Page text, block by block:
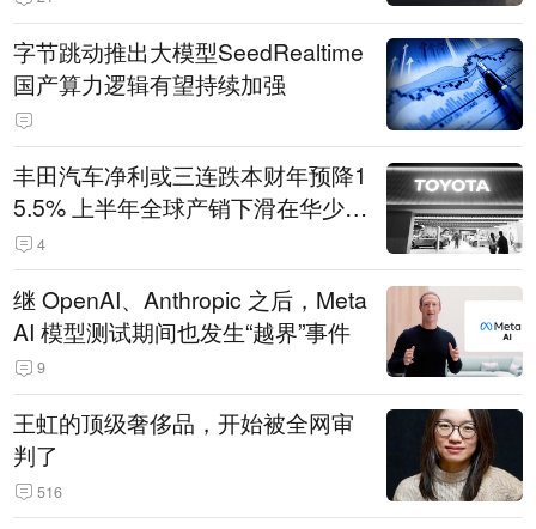
字节跳动推出大模型SeedRealtime
国产算力逻辑有望持续加强
丰田汽车净利或三连跌本财年预降1
5.5% 上半年全球产销下滑在华少卖
14.3万辆
4
继 OpenAI、Anthropic 之后，Meta
AI 模型测试期间也发生“越界”事件
9
王虹的顶级奢侈品，开始被全网审
判了
516